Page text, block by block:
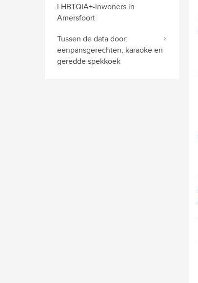
LHBTQIA+-inwoners in
Amersfoort
Tussen de data door:
eenpansgerechten, karaoke en
geredde spekkoek